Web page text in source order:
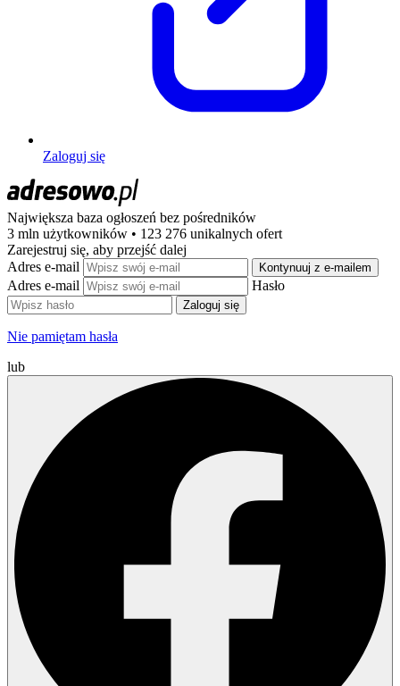
Zaloguj się
Największa baza ogłoszeń bez pośredników
3 mln użytkowników • 123 276 unikalnych ofert
Zarejestruj się, aby przejść dalej
Adres e-mail
Kontynuuj z e-mailem
Adres e-mail Hasło
Zaloguj się
Nie pamiętam hasła
lub